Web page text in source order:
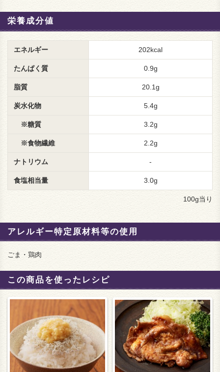
栄養成分値
エネルギー 202kcal
たんぱく質 0.9g
脂質 20.1g
炭水化物 5.4g
※糖質 3.2g
※食物繊維 2.2g
ナトリウム -
食塩相当量 3.0g
100g当り
アレルギー特定原材料等の使用
ごま・鶏肉
この商品を使ったレシピ